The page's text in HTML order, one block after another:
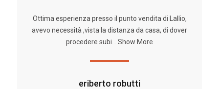
eriberto robutti
Ottima esperienza presso il punto vendita di Lallio,
avevo necessità ,vista la distanza da casa, di dover
procedere subi...
Show More